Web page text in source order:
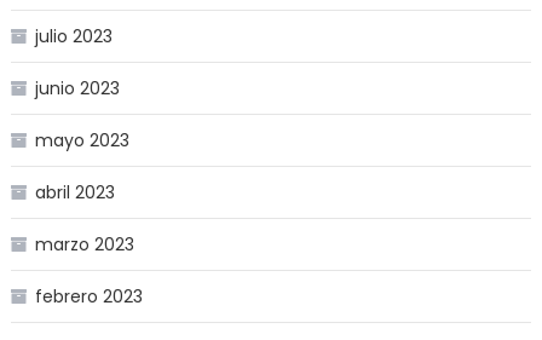
julio 2023
junio 2023
mayo 2023
abril 2023
marzo 2023
febrero 2023